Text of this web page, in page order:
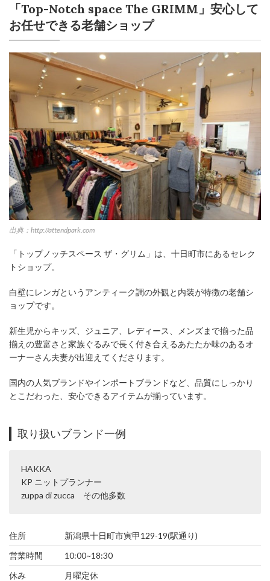
「Top-Notch space The GRIMM」安心して
お任せできる老舗ショップ
出典：http://attendpark.com
「トップノッチスペース ザ・グリム」は、十日町市にあるセレク
トショップ。
白壁にレンガというアンティーク調の外観と内装が特徴の老舗シ
ョップです。
新生児からキッズ、ジュニア、レディース、メンズまで揃った品
揃えの豊富さと家族ぐるみで長く付き合えるあたたか味のあるオ
ーナーさん夫妻が出迎えてくださります。
国内の人気ブランドやインポートブランドなど、品質にしっかり
とこだわった、安心できるアイテムが揃っています。
取り扱いブランド一例
HAKKA
KP ニットプランナー
zuppa di zucca その他多数
住所
新潟県十日町市寅甲129-19(駅通り)
営業時間
10:00~18:30
休み
月曜定休